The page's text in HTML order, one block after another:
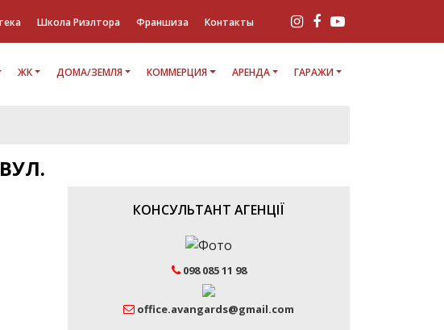
Школа Риэлтора Франшиза Контакты
ЖК ДОМА/ЗЕМЛЯ КОММЕРЦИЯ АРЕНДА ГАРАЖИ
КОНСУЛЬТАНТ АГЕНЦІЇ
098 085 11 98
office.avangards@gmail.com